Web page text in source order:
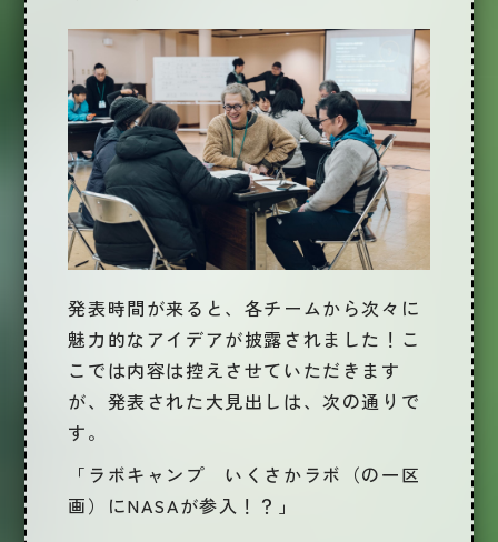
発表時間が来ると、各チームから次々に
魅力的なアイデアが披露されました！こ
こでは内容は控えさせていただきます
が、発表された大見出しは、次の通りで
す。
「ラボキャンプ いくさかラボ（の一区
画）にNASAが参入！？」